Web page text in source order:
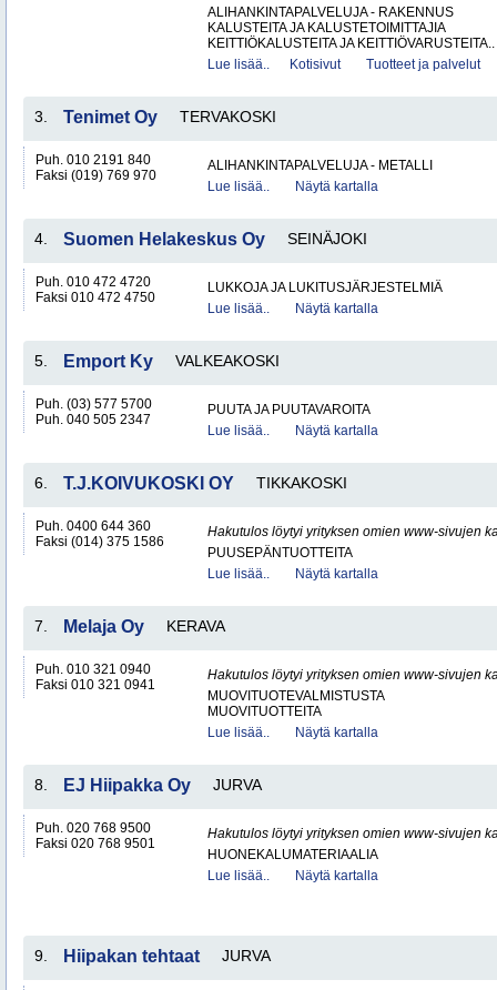
ALIHANKINTAPALVELUJA - RAKENNUS
KALUSTEITA JA KALUSTETOIMITTAJIA
KEITTIÖKALUSTEITA JA KEITTIÖVARUSTEITA..
Lue lisää..
Kotisivut Tuotteet ja palvelut
3. Tenimet Oy TERVAKOSKI
Puh. 010 2191 840
Faksi (019) 769 970
ALIHANKINTAPALVELUJA - METALLI
Lue lisää..
Näytä kartalla
4. Suomen Helakeskus Oy SEINÄJOKI
Puh. 010 472 4720
Faksi 010 472 4750
LUKKOJA JA LUKITUSJÄRJESTELMIÄ
Lue lisää..
Näytä kartalla
5. Emport Ky VALKEAKOSKI
Puh. (03) 577 5700
Puh. 040 505 2347
PUUTA JA PUUTAVAROITA
Lue lisää..
Näytä kartalla
6. T.J.KOIVUKOSKI OY TIKKAKOSKI
Puh. 0400 644 360
Faksi (014) 375 1586
Hakutulos löytyi yrityksen omien www-sivujen
PUUSEPÄNTUOTTEITA
Lue lisää..
Näytä kartalla
7. Melaja Oy KERAVA
Puh. 010 321 0940
Faksi 010 321 0941
Hakutulos löytyi yrityksen omien www-sivujen
MUOVITUOTEVALMISTUSTA
MUOVITUOTTEITA
Lue lisää..
Näytä kartalla
8. EJ Hiipakka Oy JURVA
Puh. 020 768 9500
Faksi 020 768 9501
Hakutulos löytyi yrityksen omien www-sivujen
HUONEKALUMATERIAALIA
Lue lisää..
Näytä kartalla
9. Hiipakan tehtaat JURVA